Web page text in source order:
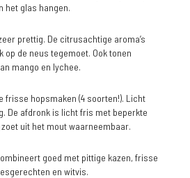
het glas hangen.
prettig. De citrusachtige aroma’s
op de neus tegemoet. Ook tonen
mango en lychee.
frisse hopsmaken (4 soorten!). Licht
De afdronk is licht fris met beperkte
uit het mout waarneembaar.
goed met pittige kazen, frisse
en witvis.